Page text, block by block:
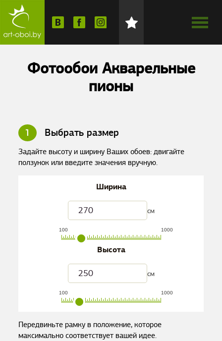
Фотообои Акварельные
пионы
1 Выбрать размер
Задайте высоту и ширину Ваших обоев: двигайте
ползунок или введите значения вручную.
Ширина
см
100 1000
Высота
см
100 1000
Передвиньте рамку в положение, которое
максимально соответствует вашей идее.